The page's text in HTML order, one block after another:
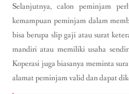
Selanjutnya, calon peminjam
kemampuan peminjam dalam
bisa berupa slip gaji atau surat
mandiri atau memiliki usaha
Koperasi juga biasanya meminta
alamat peminjam valid dan dapat